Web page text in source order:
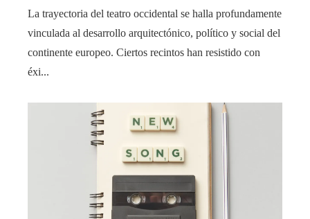
La trayectoria del teatro occidental se halla profundamente
vinculada al desarrollo arquitectónico, político y social del
continente europeo. Ciertos recintos han resistido con
éxi...